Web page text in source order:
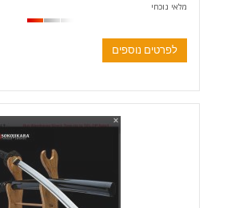
מלאי נוכחי
לפרטים נוספים